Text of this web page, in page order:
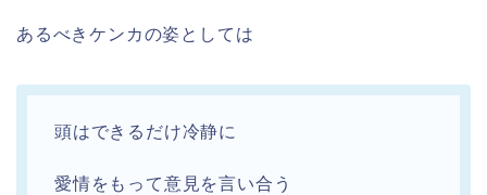
あるべきケンカの姿としては
頭はできるだけ冷静に
愛情をもって意見を言い合う